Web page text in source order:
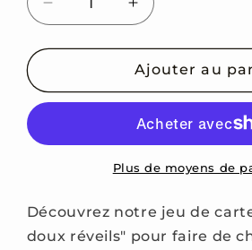
Réduire
la
quantité
30
Jours
doux
Augmenter
la
quantité
de
30
de
doux
réveils
Ajouter au
Plus de moyens de
Découvrez notre jeu de
doux réveils" pour faire de